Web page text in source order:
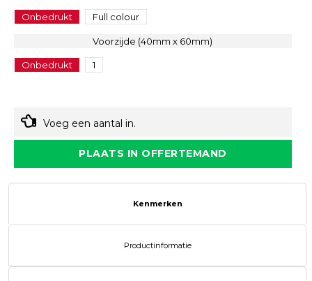
Onbedrukt Full colour
Voorzijde (40mm x 60mm)
Onbedrukt 1
Voeg een aantal in.
PLAATS IN OFFERTEMAND
Kenmerken
Productinformatie